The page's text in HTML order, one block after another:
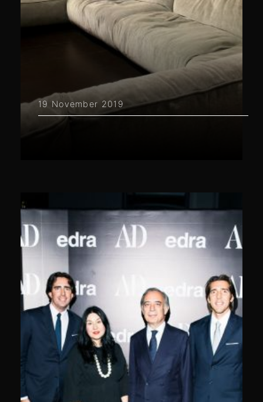
19 November 2019